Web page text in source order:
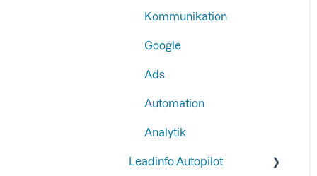
Schritt 4: Richten Sie Ihre
Integrationen ein
Schritt 5: Leadinfo mit
Authentifizierung sichern
Kommunikation
Google
Ads
Automation
Analytik
Leadinfo Autopilot